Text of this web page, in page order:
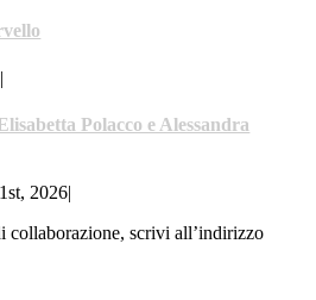
|
Polacco e Alessandra
2026|
collaborazione, scrivi all’indirizzo